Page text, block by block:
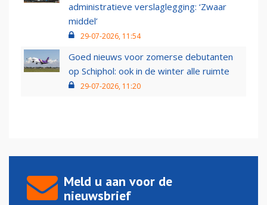
administratieve verslaglegging: ‘Zwaar
middel’
29-07-2026, 11:54
Goed nieuws voor zomerse debutanten
op Schiphol: ook in de winter alle ruimte
29-07-2026, 11:20
Meld u aan voor de
nieuwsbrief